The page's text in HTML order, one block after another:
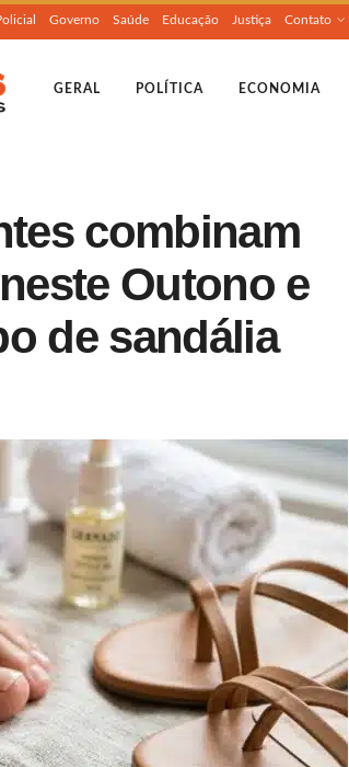
Governo Saúde Educação Justiça Contato
GERAL POLÍTICA ECONOMIA
combinam
Outono e
de sandália